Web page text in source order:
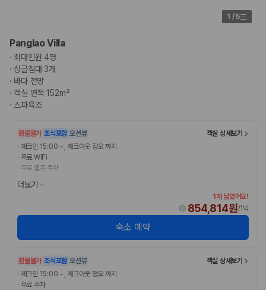
1 /5
Panglao Villa
· 최대인원 4명
·싱글침대 3개
· 바다 전망
·객실 면적 152m²
· 스파욕조
환불불가 조식포함 오션뷰
객실 상세보기
· 체크인 15:00 ~, 체크아웃 정오 까지
· 무료 WiFi
· 무료 셀프 주차
무료 아침 식사
더보기
1개 남았어요!
854,814원/1박
숙소 예약
환불불가 조식포함 오션뷰
객실 상세보기
· 체크인 15:00 ~, 체크아웃 정오 까지
· 무료 주차